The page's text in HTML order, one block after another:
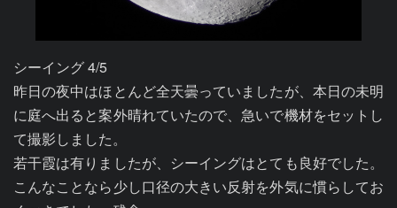
シーイング 4/5
昨日の夜中はほとんど全天曇っていましたが、本日の未明
に庭へ出ると案外晴れていたので、急いで機材をセットし
て撮影しました。
若干霞は有りましたが、シーイングはとても良好でした。
こんなことなら少し口径の大きい反射を外気に慣らしてお